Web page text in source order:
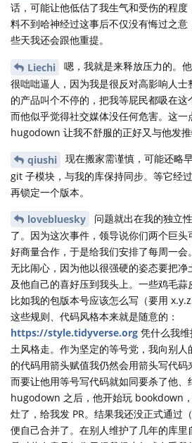
话，可能让他低估了我生气和受伤的程
料不到哈神经过这事后不仅没有悔过之
些天我还会跟他重提。
Liechi
嗯，我就是来释放压力的。
很咄咄逼人，因为我是很反对高影响人
的产品叫个不停的，把我等屁民都吸在这
而他似乎觉得社交媒体没任何危害。这
hugodown 让我不舒服的正好又与他发推
qiushi
现在搬家需谨慎，可能还略
git 子模块，与我的库保持同步。等它经
再锁定一个版本。
lovebluesky
问题就出在我的独立
了。因为这次事件，领导说你们两个巨
好商量合作，于是给我们安排了每周一
无比闹心，因为他以很强硬的姿态要把
及他自己的喜好压到我头上。一些鸡毛蒜
比如我的包版本号应该怎么写（要用
这些规则、代码风格本来就是随意的：
https://style.tidyverse.org 凭什么我
土风格走。作为坚定的等号党，我向别人
的代码用箭头赋值我仍然会用箭头写代码
而要让他用等号写代码就如同要杀了他
hugodown 之后，他开始玩 bookdown
灶了，给我发 PR。结果我还没正式通过
便自己合并了。在别人维护了几年的库里